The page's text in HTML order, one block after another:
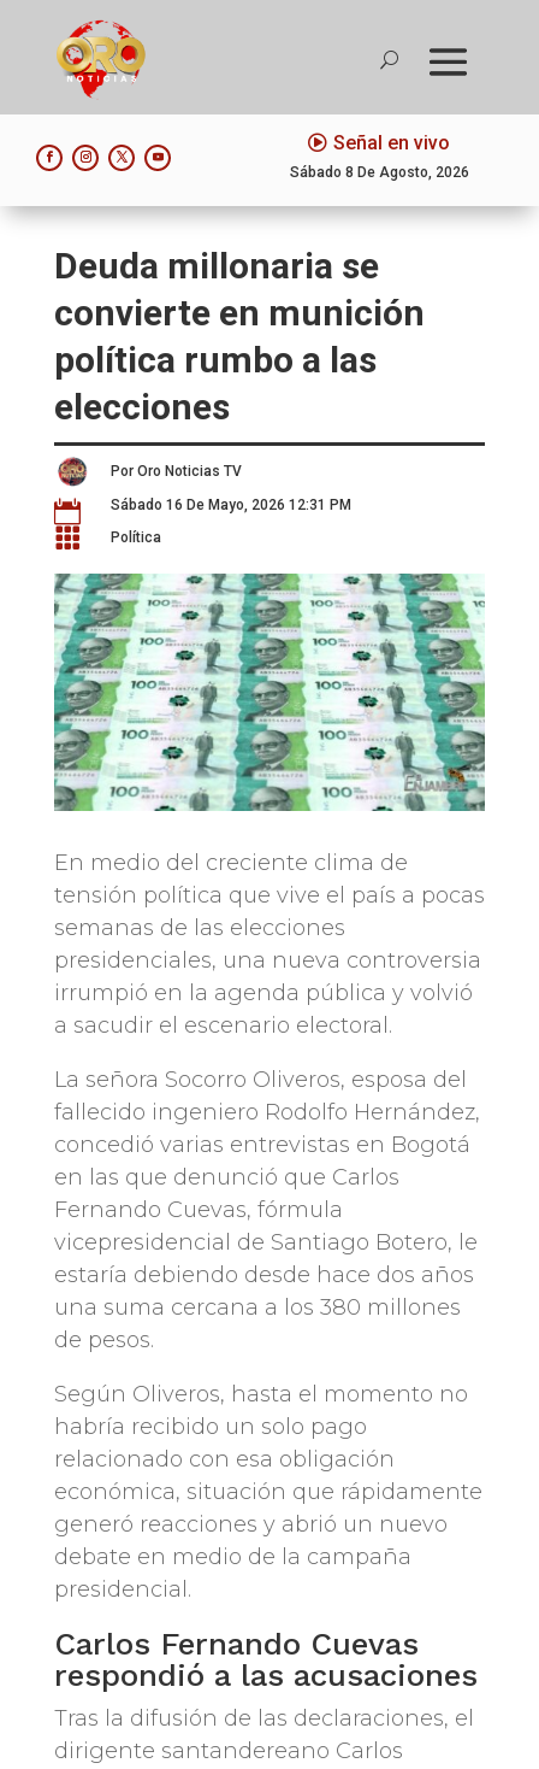
Señal en vivo
Sábado 8 De Agosto, 2026
Deuda millonaria se
convierte en munición
política rumbo a las
elecciones
Por Oro Noticias TV
 Sábado 16 De Mayo, 2026 12:31 PM
 Política
En medio del creciente clima de
tensión política que vive el país a pocas
semanas de las elecciones
presidenciales, una nueva controversia
irrumpió en la agenda pública y volvió
a sacudir el escenario electoral.
La señora Socorro Oliveros, esposa del
fallecido ingeniero Rodolfo Hernández,
concedió varias entrevistas en Bogotá
en las que denunció que Carlos
Fernando Cuevas, fórmula
vicepresidencial de Santiago Botero, le
estaría debiendo desde hace dos años
una suma cercana a los 380 millones
de pesos.
Según Oliveros, hasta el momento no
habría recibido un solo pago
relacionado con esa obligación
económica, situación que rápidamente
generó reacciones y abrió un nuevo
debate en medio de la campaña
presidencial.
Carlos Fernando Cuevas
respondió a las acusaciones
Tras la difusión de las declaraciones, el
dirigente santandereano Carlos